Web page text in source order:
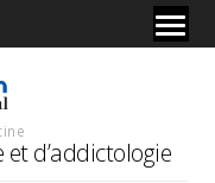
d’addictologie